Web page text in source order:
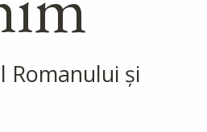
petrecea acolo săvârșind
minuni cu numele lui
și îi aducea de...
Romanului și